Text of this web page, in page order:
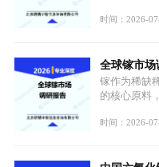
服不再局限
重要载体。
创设计能力
统服饰品牌
时间：2026-
全球镓市场
镓作为稀缺
的核心原料
与大国科技
时间：2026-